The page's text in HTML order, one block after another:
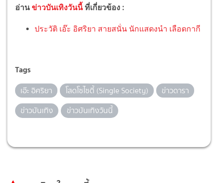
อ่านข่าวบันเทิงวันนี้ ที่เกี่ยวข้อง :
ประวัติ เอ๊ะ อิศริยา สายสนั่น นักแสดงนำ เลือดกากี
Tags
เอ๊ะ อิศริยา โสดโซไซตี้ (Single Society)
ข่าวดารา
ข่าวบันเทิง
ข่าวบันเทิงวันนี้